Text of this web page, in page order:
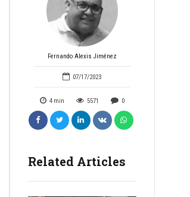
Fernando Alexis Jiménez
07/17/2023
4 min 5571 0
Related Articles